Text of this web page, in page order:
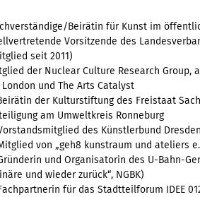
Beirätin für Kunst im
Vorsitzende des
seit 2011)
der Nuclear Culture Research Group,
und The Arts Catalyst
der Kulturstiftung des Freistaat
am Umweltkreis Ronneburg
des Künstlerbund Dresden
von „geh8 kunstraum und ateliers
und Organisatorin des U-Bahn-
und wieder zurück“, NGBK)
für das Stadtteilforum IDEE